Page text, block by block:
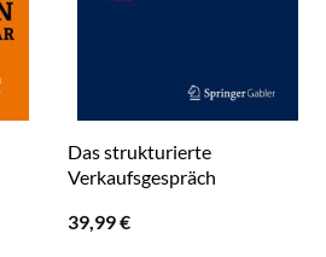
Das strukturierte
Verkaufsgespräch
39,99€